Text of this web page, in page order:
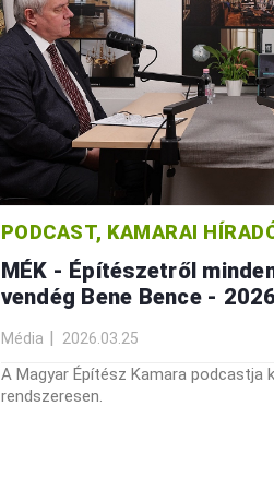
PODCAST, KAMARAI
MÉK - Építészetről
vendég Bene Bence -
Média 2026.03.25
A Magyar Építész Kamara podcastja
rendszeresen.